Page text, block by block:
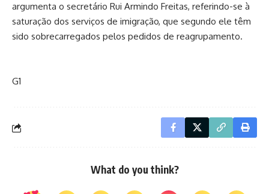
argumenta o secretário Rui Armindo Freitas, referindo-se à
saturação dos serviços de imigração, que segundo ele têm
sido sobrecarregados pelos pedidos de reagrupamento.
G1
What do you think?